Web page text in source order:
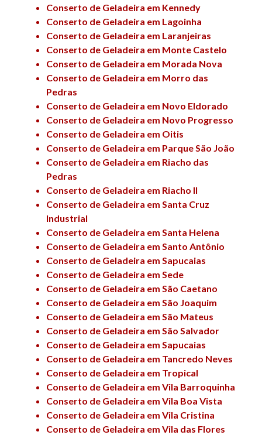
Conserto de Geladeira em Kennedy
Conserto de Geladeira em Lagoinha
Conserto de Geladeira em Laranjeiras
Conserto de Geladeira em Monte Castelo
Conserto de Geladeira em Morada Nova
Conserto de Geladeira em Morro das
Pedras
Conserto de Geladeira em Novo Eldorado
Conserto de Geladeira em Novo Progresso
Conserto de Geladeira em Oitis
Conserto de Geladeira em Parque São João
Conserto de Geladeira em Riacho das
Pedras
Conserto de Geladeira em Riacho II
Conserto de Geladeira em Santa Cruz
Industrial
Conserto de Geladeira em Santa Helena
Conserto de Geladeira em Santo Antônio
Conserto de Geladeira em Sapucaias
Conserto de Geladeira em Sede
Conserto de Geladeira em São Caetano
Conserto de Geladeira em São Joaquim
Conserto de Geladeira em São Mateus
Conserto de Geladeira em São Salvador
Conserto de Geladeira em Sapucaias
Conserto de Geladeira em Tancredo Neves
Conserto de Geladeira em Tropical
Conserto de Geladeira em Vila Barroquinha
Conserto de Geladeira em Vila Boa Vista
Conserto de Geladeira em Vila Cristina
Conserto de Geladeira em Vila das Flores